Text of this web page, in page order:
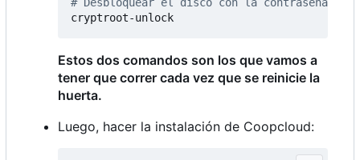
Estos dos comandos son los que vamos a
tener que correr cada vez que se reinicie la
huerta.
Luego, hacer la instalación de Coopcloud: